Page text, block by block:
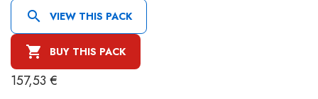
 VIEW THIS PACK
 BUY THIS PACK
157,53 €